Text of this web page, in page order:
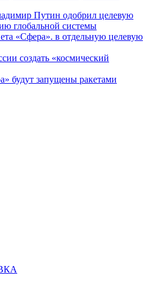
Путин одобрил целевую
глобальной системы
«Сфера». в отдельную целевую
создать «космический
будут запущены ракетами